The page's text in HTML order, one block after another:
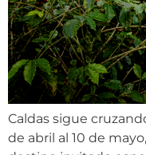
Caldas sigue
de abril al 10 de